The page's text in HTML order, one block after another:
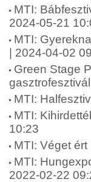
MTI:
2024-05-21
MTI:
| 2024-04-02
Green Stage
MTI:
MTI:
10:23
MTI: Véget
MTI:
2022-02-22